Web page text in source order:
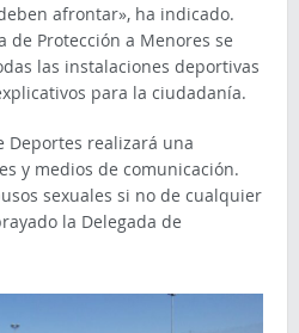
afrontar», ha indicado.
de Protección a Menores se
las instalaciones deportivas
para la ciudadanía.
Deportes realizará una
y medios de comunicación.
sexuales si no de cualquier
la Delegada de